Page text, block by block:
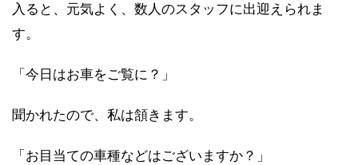
入ると、元気よく、数人のスタッフに出迎えられま
す。
「今日はお車をご覧に？」
聞かれたので、私は頷きます。
「お目当ての車種などはございますか？」